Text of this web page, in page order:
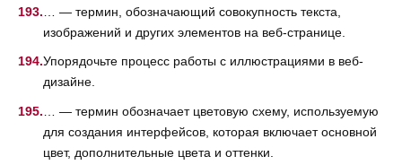
… — термин, обозначающий совокупность текста,
изображений и других элементов на веб-странице.
Упорядочьте процесс работы с иллюстрациями в веб-
дизайне.
… — термин обозначает цветовую схему, используемую
для создания интерфейсов, которая включает основной
цвет, дополнительные цвета и оттенки.